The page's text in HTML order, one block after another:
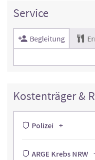
Service
Begleitung
Kostenträger &
Polizei
ARGE Krebs NRW